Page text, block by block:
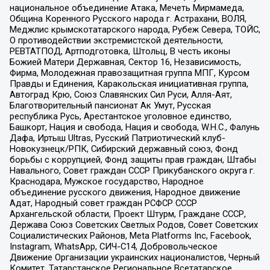
национальное объединение Атака, Мечеть Мирмамеда,
Община Коренного Русского народа г. Астрахани, ВОЛЯ,
Меджлис крымскотатарского народа, Рубеж Севера, ТОЙС,
О противодействии экстремистской деятельности,
РЕВТАТПОД, Артподготовка, Штольц, В честь иконы
Божией Матери Державная, Сектор 16, Независимость,
Фирма, Молодежная правозащитная группа МПГ, Курсом
Правды и Единения, Каракольская инициативная группа,
Автоград Крю, Союз Славянских Сил Руси, Алля-Аят,
Благотворительный пансионат Ак Умут, Русская
республика Русь, Арестантское уголовное единство,
Башкорт, Нация и свобода, Нация и свобода, W.H.С., Фалунь
Дафа, Иртыш Ultras, Русский Патриотический клуб-
Новокузнецк/РПК, Сибирский державный союз, Фонд
борьбы с коррупцией, Фонд защиты прав граждан, Штабы
Навального, Совет граждан СССР Прикубанского округа г.
Краснодара, Мужское государство, Народное
объединение русского движения, Народное движение
Адат, Народный совет граждан РСФСР СССР
Архангельской области, Проект Штурм, Граждане СССР,
Держава Союз Советских Светлых Родов, Совет Советских
Социалистических Районов, Meta Platforms Inc, Facebook,
Instagram, WhatsApp, СИЧ-С14, Добровольческое
Движение Организации украинских националистов, Черный